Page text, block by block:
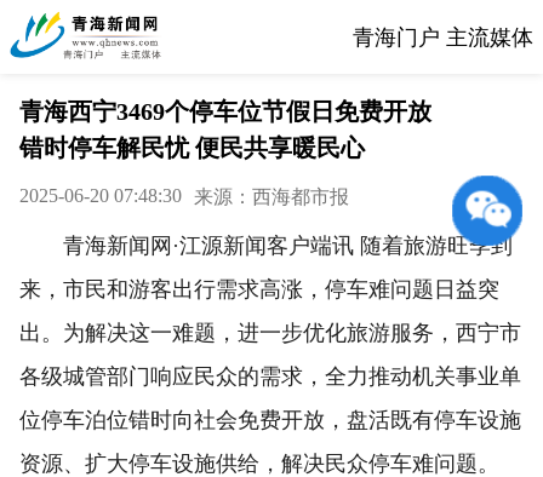
青海门户 主流媒体
青海西宁3469个停车位节假日免费开放
错时停车解民忧 便民共享暖民心
2025-06-20 07:48:30 来源：西海都市报
青海新闻网·江源新闻客户端讯 随着旅游旺季到
来，市民和游客出行需求高涨，停车难问题日益突
出。为解决这一难题，进一步优化旅游服务，西宁市
各级城管部门响应民众的需求，全力推动机关事业单
位停车泊位错时向社会免费开放，盘活既有停车设施
资源、扩大停车设施供给，解决民众停车难问题。